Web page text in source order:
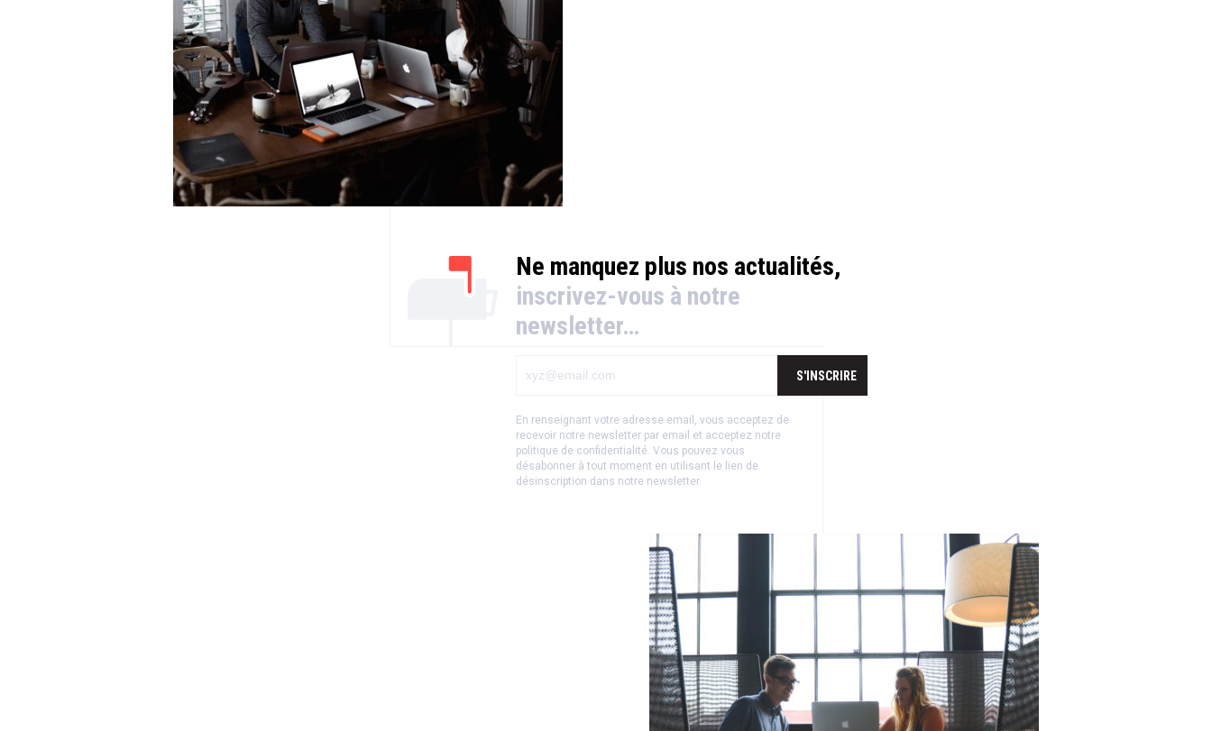
Ne manquez plus nos actualités,
inscrivez-vous à notre
newsletter…
S'INSCRIRE
En renseignant votre adresse email, vous acceptez de
recevoir notre newsletter par email et acceptez notre
politique de confidentialité. Vous pouvez vous
désabonner à tout moment en utilisant le lien de
désinscription dans notre newsletter.